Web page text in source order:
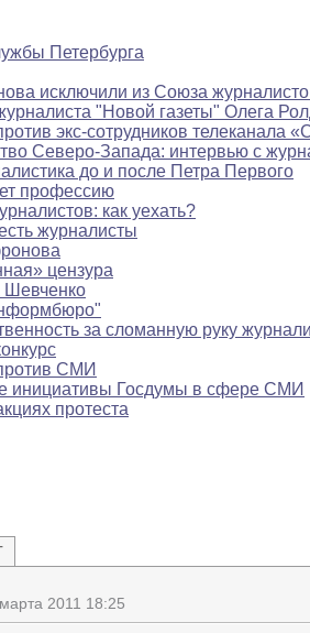
Петербурга
исключили из Союза
"Новой газеты" Олега
экс-сотрудников телеканала
Северо-Запада: интервью с
до и после Петра Первого
профессию
как уехать?
журналисты
цензура
за сломанную руку
СМИ
инициативы Госдумы в сфере СМИ
протеста
2011 18:25